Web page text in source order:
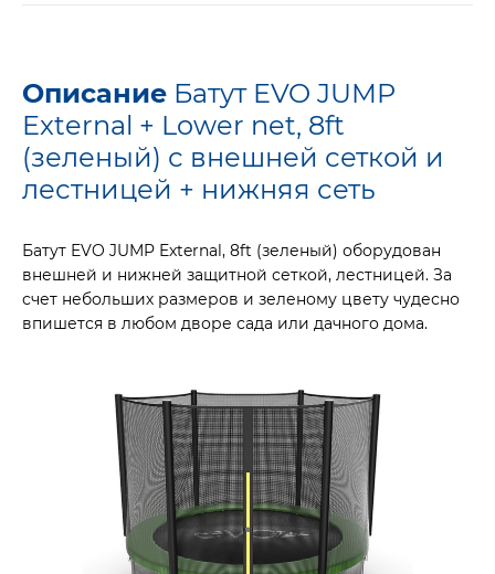
Описание Батут EVO JUMP
External + Lower net, 8ft
(зеленый) с внешней сеткой и
лестницей + нижняя сеть
Батут EVO JUMP External, 8ft (зеленый) оборудован
внешней и нижней защитной сеткой, лестницей. За
счет небольших размеров и зеленому цвету чудесно
впишется в любом дворе сада или дачного дома.